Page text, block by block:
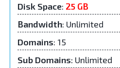
Disk Space: 25 GB
Bandwidth: Unlimited
Domains: 15
Sub Domains: Unlimited